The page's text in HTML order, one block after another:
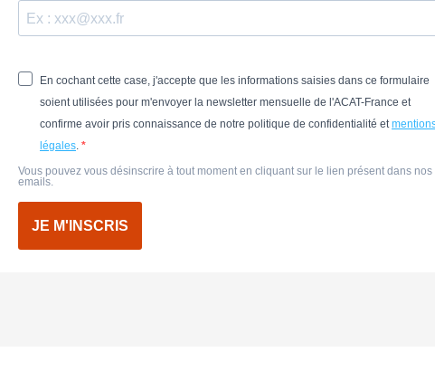
En cochant cette case, j'accepte que les informations saisies dans ce formulaire
soient utilisées pour m'envoyer la newsletter mensuelle de l'ACAT-France et
confirme avoir pris connaissance de notre politique de confidentialité et
légales.
Vous pouvez vous désinscrire à tout moment en cliquant sur le lien présent dans nos
emails.
JE M'INSCRIS